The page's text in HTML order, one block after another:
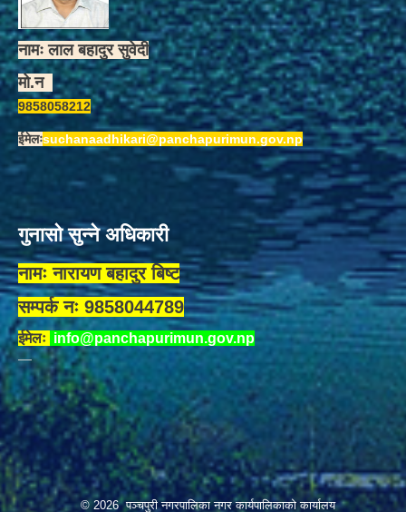
नामः लाल बहादुर सुवेदी
मो.न
9858058212
ईमेलःsuchanaadhikari@panchapurimun.gov.np
गुनासो सुन्ने अधिकारी
नामः नारायण बहादुर बिष्ट
सम्पर्क नः 9858044789
ईमेलः info@panchapurimun.gov.np
© 2026 पञ्चपुरी नगरपालिका नगर कार्यपालिकाको कार्यालय